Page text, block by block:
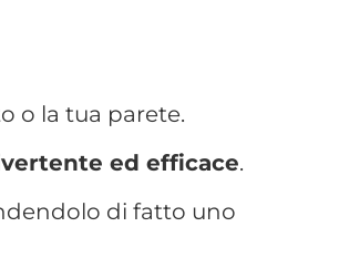
o la tua parete.
ed efficace.
di fatto uno